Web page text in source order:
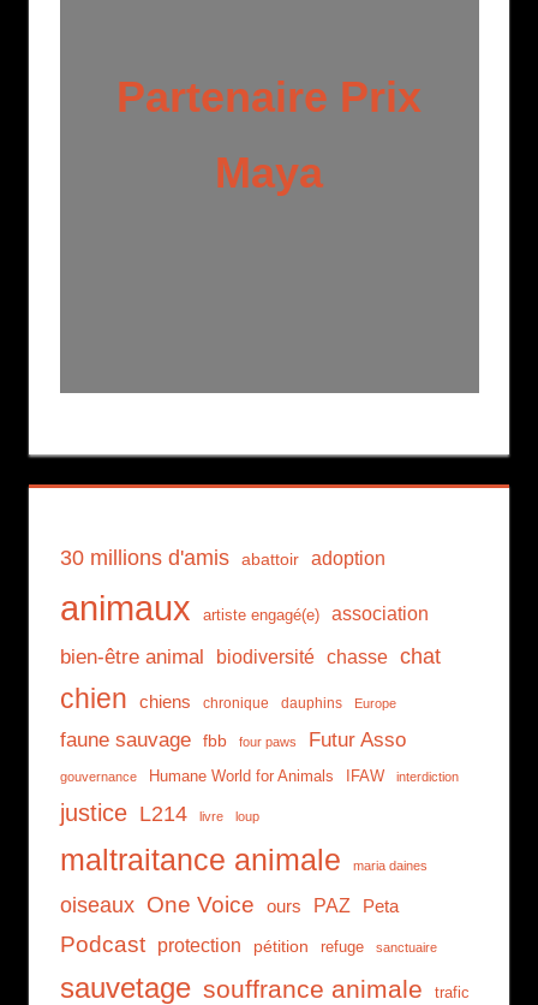
Partenaire Prix
Maya
30 millions d'amis abattoir adoption
animaux artiste engagé(e) association
bien-être animal biodiversité chasse chat
chien chiens chronique dauphins Europe
faune sauvage fbb four paws Futur Asso
gouvernance Humane World for Animals IFAW interdiction
justice L214 livre loup
maltraitance animale maria daines
oiseaux One Voice ours PAZ Peta
Podcast protection pétition refuge sanctuaire
sauvetage souffrance animale trafic